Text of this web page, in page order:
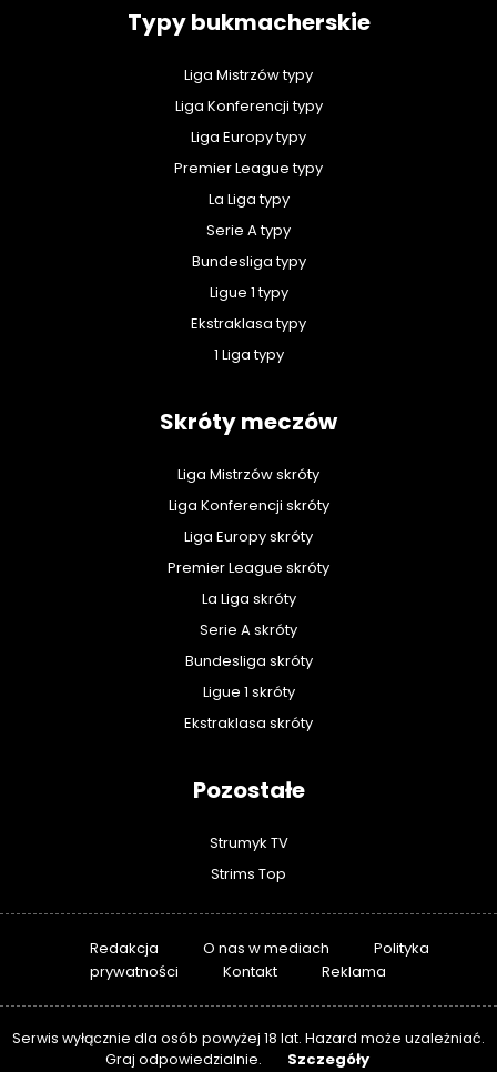
Typy bukmacherskie
Liga Mistrzów typy
Liga Konferencji typy
Liga Europy typy
Premier League typy
La Liga typy
Serie A typy
Bundesliga typy
Ligue 1 typy
Ekstraklasa typy
1 Liga typy
Skróty meczów
Liga Mistrzów skróty
Liga Konferencji skróty
Liga Europy skróty
Premier League skróty
La Liga skróty
Serie A skróty
Bundesliga skróty
Ligue 1 skróty
Ekstraklasa skróty
Pozostałe
Strumyk TV
Strims Top
Redakcja O nas w mediach
Polityka
prywatności
Kontakt Reklama
Serwis wyłącznie dla osób powyżej 18 lat. Hazard może uzależniać.
Graj odpowiedzialnie.
Szczegóły